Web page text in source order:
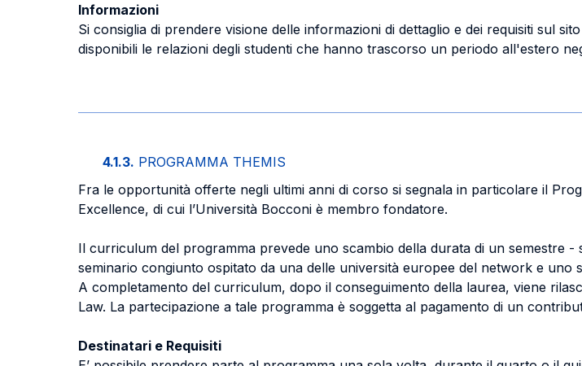
Informazioni
Si consiglia di prendere visione delle informazioni di dettaglio e dei requisiti sul sito
disponibili le relazioni degli studenti che hanno trascorso un periodo all'estero
4.1.3. PROGRAMMA THEMIS
Fra le opportunità offerte negli ultimi anni di corso si segnala in particolare il
Excellence, di cui l’Università Bocconi è membro fondatore.
Il curriculum del programma prevede uno scambio della durata di un semestre
seminario congiunto ospitato da una delle università europee del network e uno
A completamento del curriculum, dopo il conseguimento della laurea, viene
Law. La partecipazione a tale programma è soggetta al pagamento di un
Destinatari e Requisiti